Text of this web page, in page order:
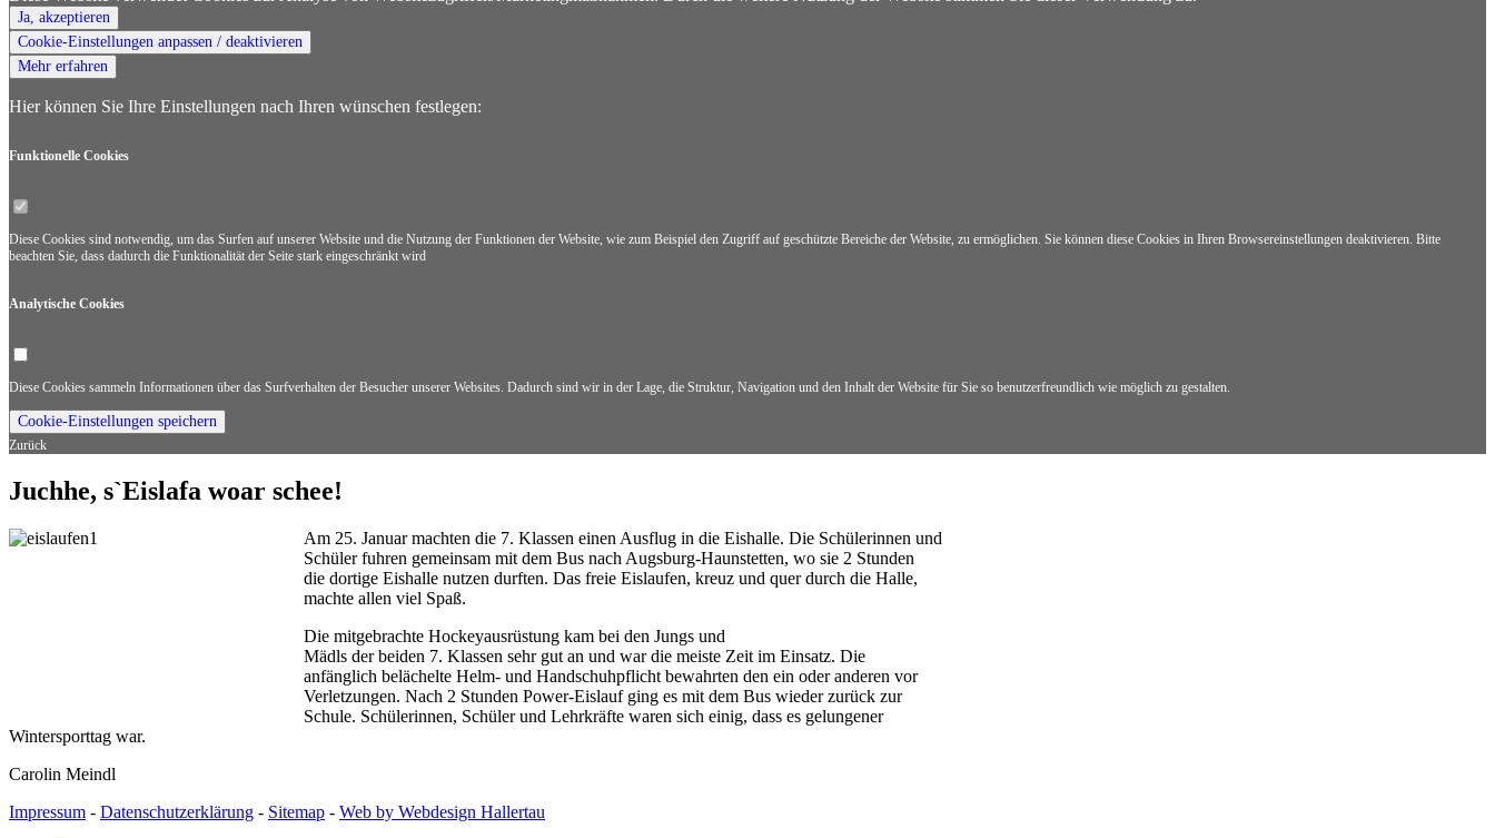
Ja, akzeptieren
Cookie-Einstellungen anpassen / deaktivieren
Mehr erfahren
Hier können Sie Ihre Einstellungen nach Ihren wünschen festlegen:
Funktionelle Cookies
Diese Cookies sind notwendig, um das Surfen auf unserer Website und die Nutzung der Funktionen der Website, wie zum Beispiel den Zugriff auf geschützte Bereiche der Website, zu ermöglichen. Sie können diese Cookies in Ihren Browsereinstellungen deaktivieren. Bitte
beachten Sie, dass dadurch die Funktionalität der Seite stark eingeschränkt wird
Analytische Cookies
Diese Cookies sammeln Informationen über das Surfverhalten der Besucher unserer Websites. Dadurch sind wir in der Lage, die Struktur, Navigation und den Inhalt der Website für Sie so benutzerfreundlich wie möglich zu gestalten.
Cookie-Einstellungen speichern
Zurück
Juchhe, s`Eislafa woar schee!
Am 25. Januar machten die 7. Klassen einen Ausflug in die Eishalle. Die Schülerinnen und
Schüler fuhren gemeinsam mit dem Bus nach Augsburg-Haunstetten, wo sie 2 Stunden
die dortige Eishalle nutzen durften. Das freie Eislaufen, kreuz und quer durch die Halle,
machte allen viel Spaß.
Die mitgebrachte Hockeyausrüstung kam bei den Jungs und
Mädls der beiden 7. Klassen sehr gut an und war die meiste Zeit im Einsatz. Die
anfänglich belächelte Helm- und Handschuhpflicht bewahrten den ein oder anderen vor
Verletzungen. Nach 2 Stunden Power-Eislauf ging es mit dem Bus wieder zurück zur
Schule. Schülerinnen, Schüler und Lehrkräfte waren sich einig, dass es gelungener
Wintersporttag war.
Carolin Meindl
Impressum - Datenschutzerklärung - Sitemap - Web by Webdesign Hallertau